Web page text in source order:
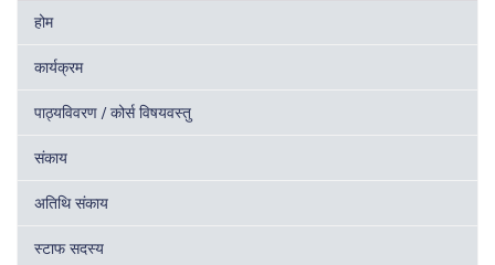
होम
कार्यक्रम
पाठ्यविवरण / कोर्स विषयवस्तु
संकाय
अतिथि संकाय
स्टाफ सदस्य